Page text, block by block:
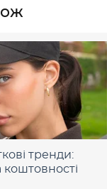
тренди: